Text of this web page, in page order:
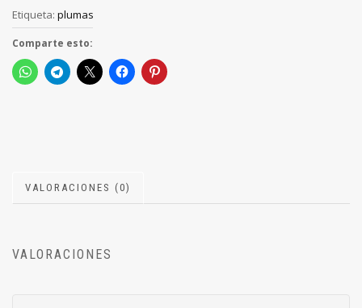
Etiqueta: plumas
Comparte esto:
VALORACIONES (0)
VALORACIONES